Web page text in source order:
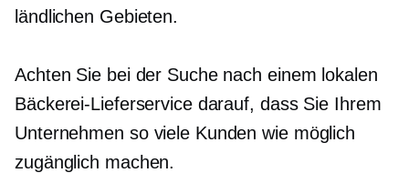
ländlichen Gebieten.
Achten Sie bei der Suche nach einem lokalen
Bäckerei-Lieferservice darauf, dass Sie Ihrem
Unternehmen so viele Kunden wie möglich
zugänglich machen.